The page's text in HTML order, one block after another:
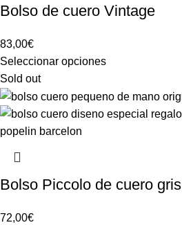
Bolso de cuero Vintage
83,00€
Seleccionar opciones
Sold out
Bolso Piccolo de cuero gris
72,00€